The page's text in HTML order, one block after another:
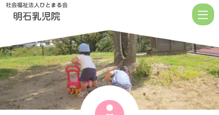
月
|
社
会
福